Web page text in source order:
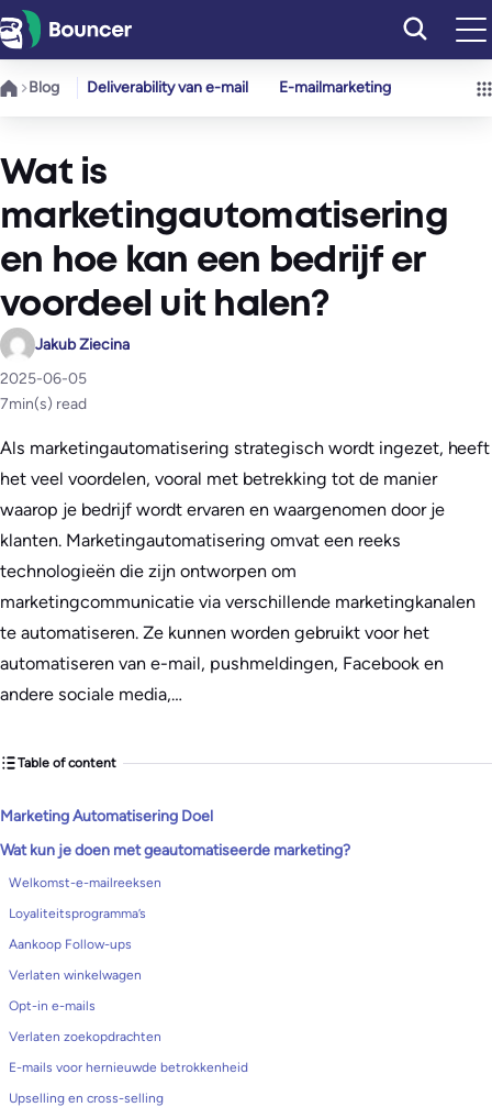
Ga
naar
de
Blog Deliverability van e-mail E-mailmarketing
Wat is
marketingautomatisering
en hoe kan een bedrijf er
voordeel uit halen?
Jakub Ziecina
2025-06-05
7min(s) read
Als marketingautomatisering strategisch wordt ingezet, heeft
het veel voordelen, vooral met betrekking tot de manier
waarop je bedrijf wordt ervaren en waargenomen door je
klanten. Marketingautomatisering omvat een reeks
technologieën die zijn ontworpen om
marketingcommunicatie via verschillende marketingkanalen
te automatiseren. Ze kunnen worden gebruikt voor het
automatiseren van e-mail, pushmeldingen, Facebook en
andere sociale media,…
Table of content
Marketing Automatisering Doel
Wat kun je doen met geautomatiseerde marketing?
Welkomst-e-mailreeksen
Loyaliteitsprogramma’s
Aankoop Follow-ups
Verlaten winkelwagen
Opt-in e-mails
Verlaten zoekopdrachten
E-mails voor hernieuwde betrokkenheid
Upselling en cross-selling